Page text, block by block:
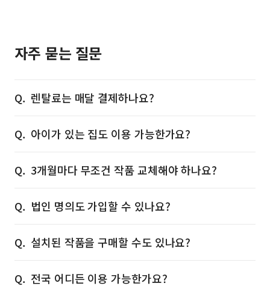
자주 묻는 질문
렌탈료는 매달 결제하나요?
아이가 있는 집도 이용 가능한가요?
3개월마다 무조건 작품 교체해야 하나요?
법인 명의도 가입할 수 있나요?
설치된 작품을 구매할 수도 있나요?
전국 어디든 이용 가능한가요?